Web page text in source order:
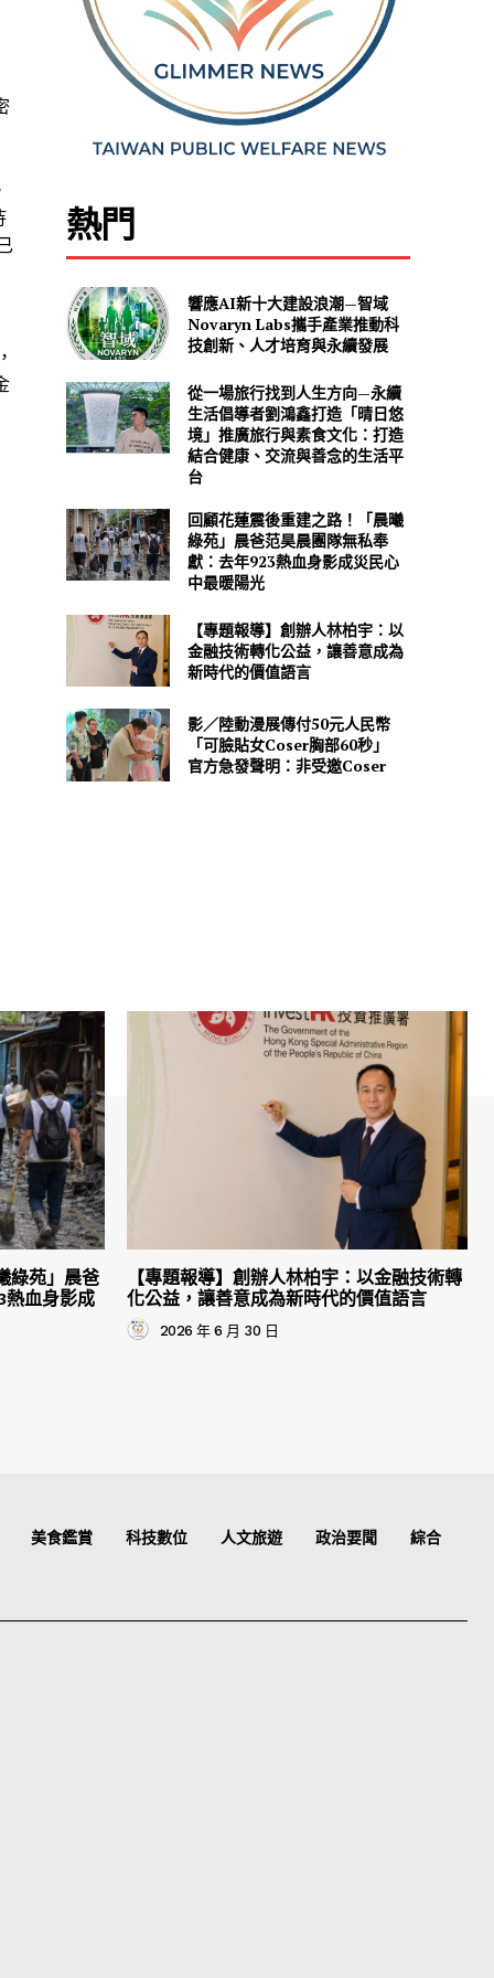
熱門
響應AI新十大建設浪潮—智域
Novaryn Labs攜手產業推動科
技創新、人才培育與永續發展
從一場旅行找到人生方向—永續
生活倡導者劉鴻鑫打造「晴日悠
境」推廣旅行與素食文化：打造
結合健康、交流與善念的生活平
台
回顧花蓮震後重建之路！「晨曦
綠苑」晨爸范昊晨團隊無私奉
獻：去年923熱血身影成災民心
中最暖陽光
【專題報導】創辦人林柏宇：以
金融技術轉化公益，讓善意成為
新時代的價值語言
影／陸動漫展傳付50元人民幣
「可臉貼女Coser胸部60秒」
官方急發聲明：非受邀Coser
綠苑」晨爸
熱血身影成
【專題報導】創辦人林柏宇：以金融技術轉
化公益，讓善意成為新時代的價值語言
2026 年 6 月 30 日
美食鑑賞 科技數位 人文旅遊 政治要聞 綜合